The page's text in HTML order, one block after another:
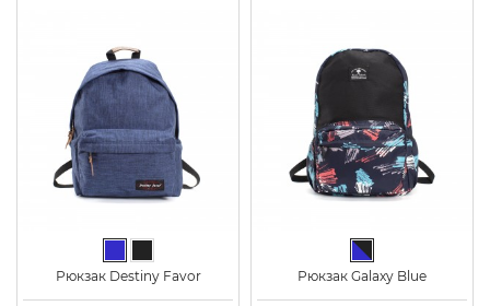
Рюкзак Destiny Favor
Сине-черный
Рюкзак Galaxy Blue